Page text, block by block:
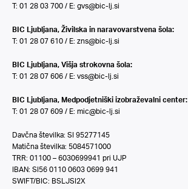
T: 01 28 03 700 / E: gvs@bic-lj.si
BIC Ljubljana, Živilska in naravovarstvena šola:
T: 01 28 07 610 / E: zns@bic-lj.si
BIC Ljubljana, Višja strokovna šola:
T: 01 28 07 606 / E: vss@bic-lj.si
BIC Ljubljana, Medpodjetniški izobraževalni center:
T: 01 28 07 609 / E: mic@bic-lj.si
Davčna številka: SI 95277145
Matična številka: 5084571000
TRR: 01100 – 6030699941 pri UJP
IBAN: SI56 0110 0603 0699 941
SWIFT/BIC: BSLJSI2X